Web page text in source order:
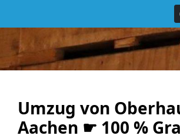
Umzug von
Aachen ☛ 100 %